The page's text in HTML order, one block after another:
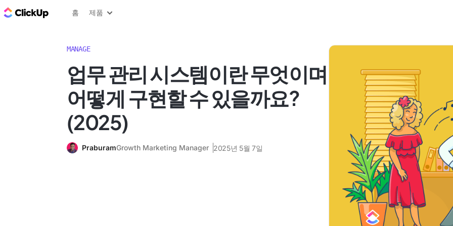
ClickUp 블로그
홈 제품
MANAGE
업무 관리 시스템이란 무엇이며
어떻게 구현할 수 있을까요?
(2025)
PraburamGrowth Marketing Manager 2025년 5월 7일